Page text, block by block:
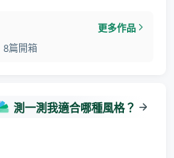
物櫃、電器櫃、備餐櫃與用
臥區域：以優化睡眠品質、
更多作品
8篇開箱
測一測我適合哪種風格？